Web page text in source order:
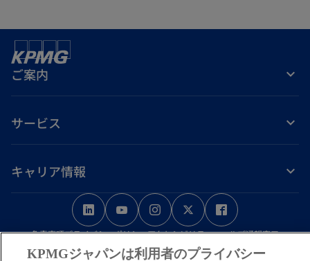
ご案内
サービス
キャリア情報
新
し
新
し
新
し
新
し
新
免責事項プライバシーポリシーアクセシビリティーヘルプ通報窓口
KPMGジャパンは利用者のプライバシー